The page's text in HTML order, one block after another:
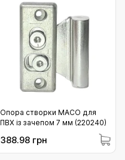
Опора створки MACO для
ПВХ із зачепом 7 мм (220240)
388.98 грн